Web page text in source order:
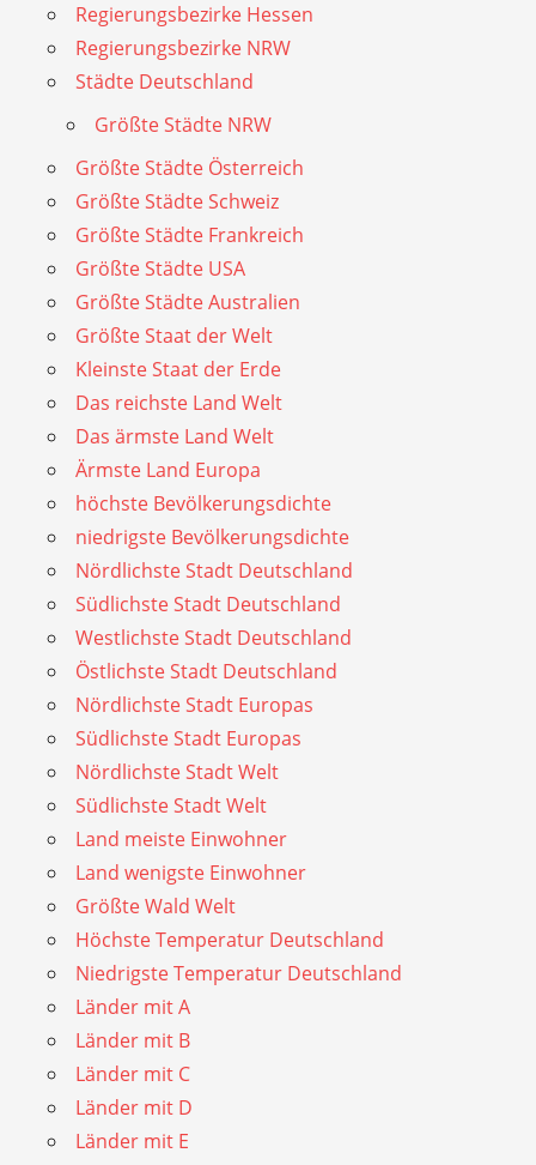
Regierungsbezirke Hessen
Regierungsbezirke NRW
Städte Deutschland
Größte Städte NRW
Größte Städte Österreich
Größte Städte Schweiz
Größte Städte Frankreich
Größte Städte USA
Größte Städte Australien
Größte Staat der Welt
Kleinste Staat der Erde
Das reichste Land Welt
Das ärmste Land Welt
Ärmste Land Europa
höchste Bevölkerungsdichte
niedrigste Bevölkerungsdichte
Nördlichste Stadt Deutschland
Südlichste Stadt Deutschland
Westlichste Stadt Deutschland
Östlichste Stadt Deutschland
Nördlichste Stadt Europas
Südlichste Stadt Europas
Nördlichste Stadt Welt
Südlichste Stadt Welt
Land meiste Einwohner
Land wenigste Einwohner
Größte Wald Welt
Höchste Temperatur Deutschland
Niedrigste Temperatur Deutschland
Länder mit A
Länder mit B
Länder mit C
Länder mit D
Länder mit E